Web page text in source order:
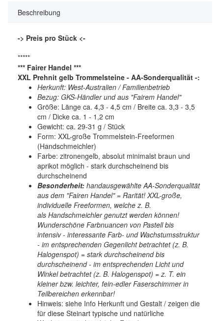
Beschreibung
-> Preis pro Stück <-
*****
*** Fairer Handel ***
XXL Prehnit gelb Trommelsteine - AA-Sonderqualität -:
Herkunft: West-Australien / Familienbetrieb
Bezug: GKS-Händler und aus "Fairem Handel"
Größe: Länge ca. 4,3 - 4,5 cm / Breite ca. 3,3 - 3,5
cm / Dicke ca. 1 - 1,2 cm
Gewicht: ca. 29-31 g / Stück
Form: XXL-große Trommelstein-Freeformen
(Handschmeichler)
Farbe: zitronengelb, absolut minimalst braun und
aprikot möglich - stark durchscheinend bis
durchscheinend
Besonderheit: handausgewählte AA-Sonderqualität
aus dem "Fairen Handel" = Rarität! XXL-große,
individuelle Freeformen, welche z. B.
als Handschmeichler genutzt werden können!
Wunderschöne Farbnuancen von Pastell bis
intensiv - interessante Farb- und Wachstumsstruktur
- im entsprechenden Gegenlicht betrachtet (z. B.
Halogenspot) = stark durchscheinend bis
durchscheinend - im entsprechenden Licht und
Winkel betrachtet (z. B. Halogenspot) = z. T. ein
kleiner bzw. leichter, fein-edler Faserschimmer in
Teilbereichen erkennbar!
Hinweis: siehe Info Herkunft und Gestalt / zeigen die
für diese Steinart typische und natürliche